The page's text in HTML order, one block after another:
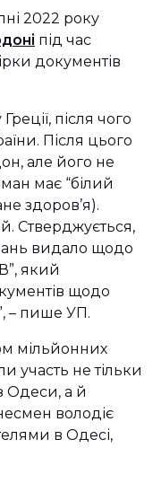
2022 року
під час
документів
після чого
Після цього
але його не
має “білий
здоров’я).
Стверджується,
видало щодо
який
щодо
– пише УП.
мільйонних
участь не тільки
Одеси, а й
володіє
в Одесі,